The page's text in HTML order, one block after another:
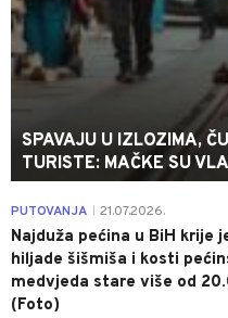
SPAVAJU U IZLOZIMA,
TURISTE: MAČKE SU
PUTOVANJA 21.07.2026.
Najduža pećina u BiH krije
hiljade šišmiša i kosti
medvjeda stare više od
(Foto)